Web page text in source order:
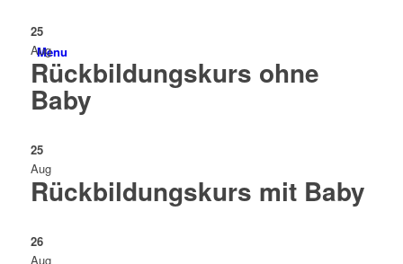
Menu
25
Aug
Rückbildungskurs ohne
Baby
25
Aug
Rückbildungskurs mit Baby
26
Aug